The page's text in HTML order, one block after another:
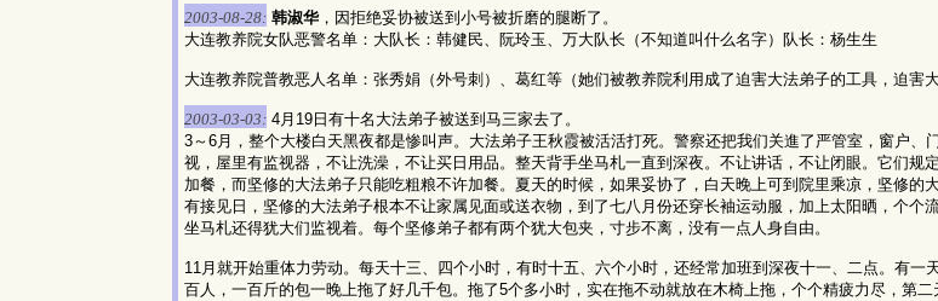
2003-08-28: 韩淑华，因拒绝妥协被送到小号被折磨的腿断了。
大连教养院女队恶警名单：大队长：韩健民、阮玲玉、万大队长（不知道叫什么名字）队长：杨生生
大连教养院普教恶人名单：张秀娟（外号刺）、葛红等（她们被教养院利用成了迫害大法弟子的工具，迫害
2003-03-03: 4月19日有十名大法弟子被送到马三家去了。
3～6月，整个大楼白天黑夜都是惨叫声。大法弟子王秋霞被活活打死。警察还把我们关進了严管室，窗户、
视，屋里有监视器，不让洗澡，不让买日用品。整天背手坐马札一直到深夜。不让讲话，不让闭眼。它们规
加餐，而坚修的大法弟子只能吃粗粮不许加餐。夏天的时候，如果妥协了，白天晚上可到院里乘凉，坚修的
有接见日，坚修的大法弟子根本不让家属见面或送衣物，到了七八月份还穿长袖运动服，加上太阳晒，个个
坐马札还得犹大们监视着。每个坚修弟子都有两个犹大包夹，寸步不离，没有一点人身自由。
11月就开始重体力劳动。每天十三、四个小时，有时十五、六个小时，还经常加班到深夜十一、二点。有一
百人，一百斤的包一晚上拖了好几千包。拖了5个多小时，实在拖不动就放在木椅上拖，个个精疲力尽，第